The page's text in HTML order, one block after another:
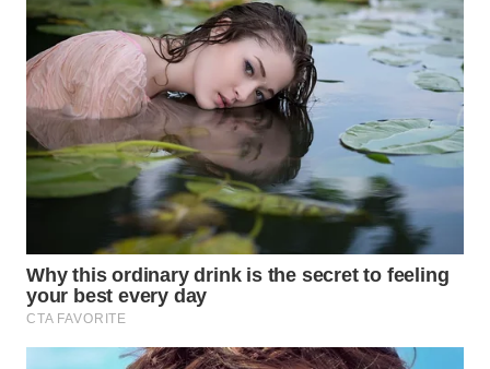
WN
TEBING
TINGGI
WN
PAKPAK
KARAWANG
WN